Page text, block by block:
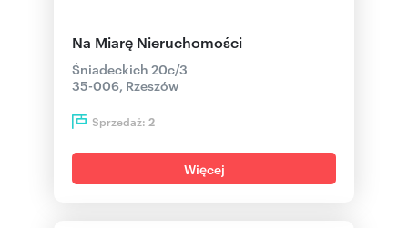
Na Miarę Nieruchomości
Śniadeckich 20c/3
35-006, Rzeszów
Sprzedaż: 2
Więcej